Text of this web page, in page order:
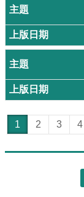
1 2 3 4